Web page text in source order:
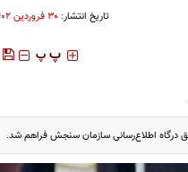
تاریخ انتشار: ۳۰ فروردين ۱۴۰۲ - ۱۴:۱۹
‍‍‍ پ پ